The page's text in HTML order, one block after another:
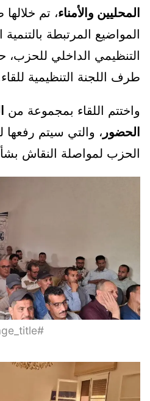
المحليين والأمناء، تم
المواضيع المرتبطة
التنظيمي الداخلي
طرف اللجنة التنظيمية
واختتم اللقاء بمجموعة من
الحضور ، والتي سيتم رفعها
الحزب لمواصلة النقاش
#image_title